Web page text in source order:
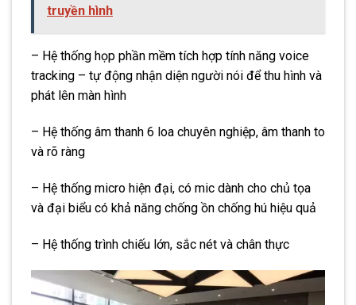
truyền hình
– Hệ thống họp phần mềm tích hợp tính năng voice
tracking – tự động nhận diện người nói để thu hình và
phát lên màn hình
– Hệ thống âm thanh 6 loa chuyên nghiệp, âm thanh to
và rõ ràng
– Hệ thống micro hiện đại, có mic dành cho chủ tọa
và đại biểu có khả năng chống ồn chống hú hiệu quả
– Hệ thống trình chiếu lớn, sắc nét và chân thực